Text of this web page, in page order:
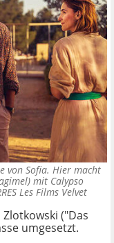
von Sofia. Hier macht
mit Calypso
Les Films Velvet
("Das
umgesetzt.